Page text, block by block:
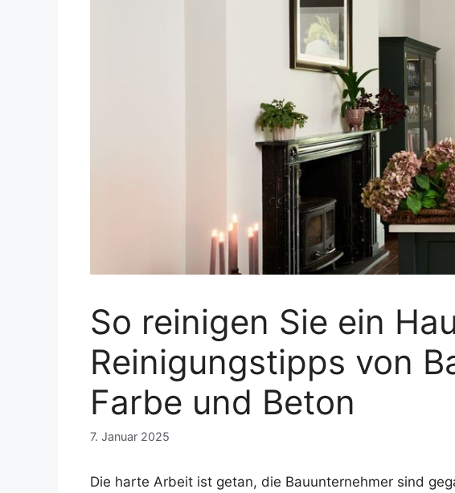
So reinigen Sie ein
Reinigungstipps von
Farbe und Beton
7. Januar 2025
Die harte Arbeit ist getan, die Bauunternehmer sind